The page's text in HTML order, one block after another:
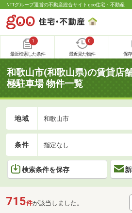
NTTグループ運営の不動産総合サイト goo住宅・不動産
1
最近検索した条件
0
最近見た物件 保
和歌山市(和歌山県)の賃貸店
極駐車場 物件一覧
地域 和歌山市
条件 指定なし
検索条件を保存
715件が該当しました。